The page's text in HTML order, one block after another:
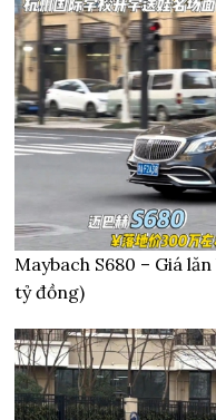
Maybach S680 – Giá
tỷ đồng)